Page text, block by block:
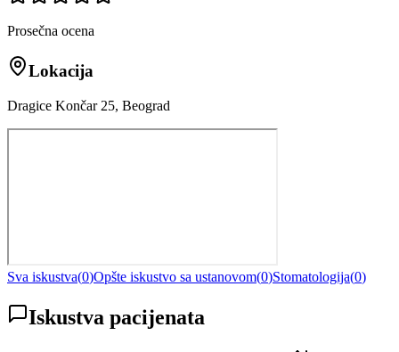
Prosečna ocena
Lokacija
Dragice Končar 25, Beograd
Sva iskustva(0)Opšte iskustvo sa ustanovom(0)Stomatologija(0)
Iskustva pacijenata